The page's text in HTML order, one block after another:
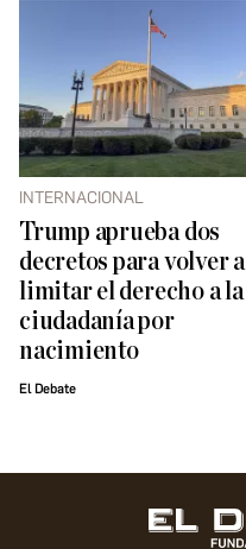
INTERNACIONAL
Trump aprueba dos
decretos para volver a
limitar el derecho a la
ciudadanía por
nacimiento
El Debate